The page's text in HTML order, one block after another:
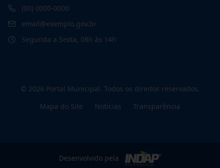
(00) 0000-0000
email@exemplo.gov.br
Segunda a Sexta, 08h às 14h
© 2026 Portal Municipal. Todos os direitos reservados.
Mapa do Site
Notícias Transparência
Desenvolvido pela